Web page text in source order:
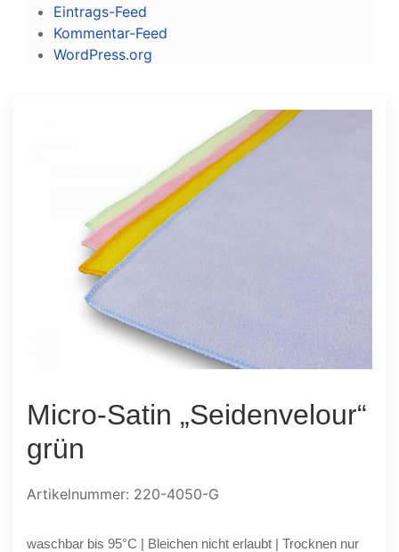
Eintrags-Feed
Kommentar-Feed
WordPress.org
Micro-Satin „Seidenvelour“
grün
Artikelnummer: 220-4050-G
waschbar bis 95°C | Bleichen nicht erlaubt | Trocknen nur